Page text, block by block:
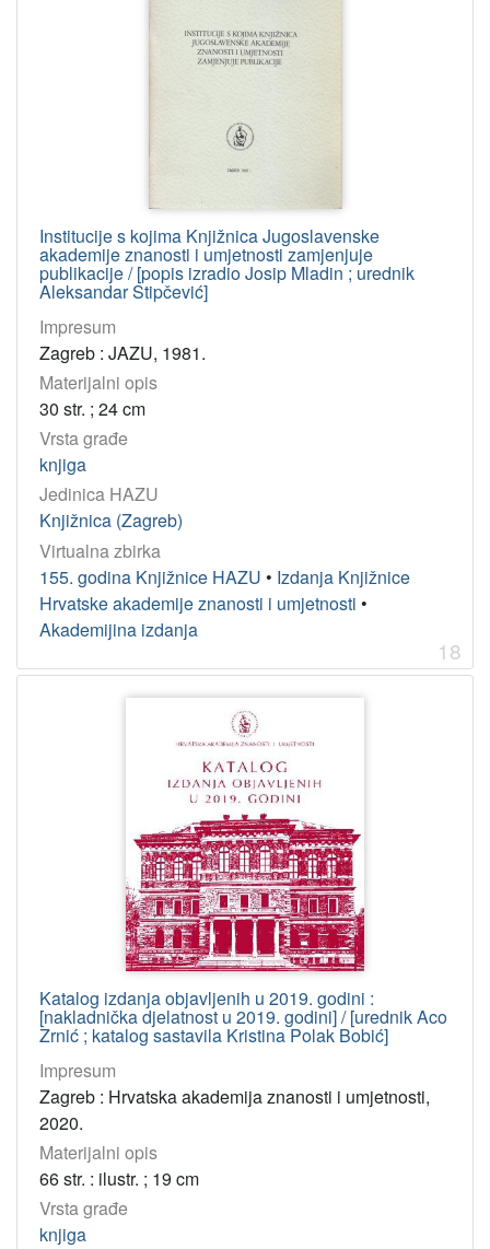
Institucije s kojima Knjižnica Jugoslavenske
akademije znanosti i umjetnosti zamjenjuje
publikacije / [popis izradio Josip Mladin ; urednik
Aleksandar Stipčević]
Impresum
Zagreb : JAZU, 1981.
Materijalni opis
30 str. ; 24 cm
Vrsta građe
knjiga
Jedinica HAZU
Knjižnica (Zagreb)
Virtualna zbirka
155. godina Knjižnice HAZU • Izdanja Knjižnice
Hrvatske akademije znanosti i umjetnosti •
Akademijina izdanja
18
Katalog izdanja objavljenih u 2019. godini :
[nakladnička djelatnost u 2019. godini] / [urednik Aco
Zrnić ; katalog sastavila Kristina Polak Bobić]
Impresum
Zagreb : Hrvatska akademija znanosti i umjetnosti,
2020.
Materijalni opis
66 str. : ilustr. ; 19 cm
Vrsta građe
knjiga